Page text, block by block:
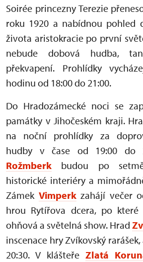
Soirée princezny Terezie
roku 1920 a nabídnou pohled
života aristokracie po první
nebude dobová hudba,
překvapení. Prohlídky
hodinu od 18:00 do 21:00.
Do Hradozámecké noci se
památky v Jihočeském kraji.
na noční prohlídky za
hudby v čase od 19:00 do
Rožmberk budou po
historické interiéry a
Zámek Vimperkzahájí večer
hrou Rytířova dcera, po které
ohňová a světelná show. Hrad
inscenace hry Zvíkovský
20:30. V klášteře Zlatá